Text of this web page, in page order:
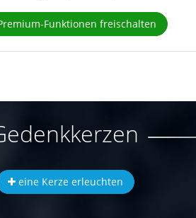
Funktionen freischalten
eine Kerze erleuchten